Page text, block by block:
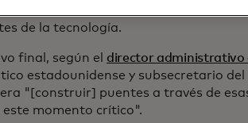
Allí, líderes clave hablaron con
de la tecnología.
final, según el director administrativo
estadounidense y subsecretario
"[construir] puentes a través de
este momento crítico".